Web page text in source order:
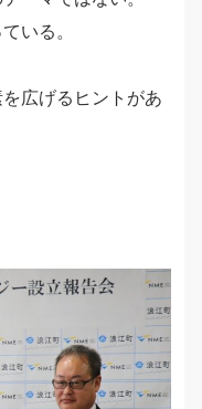
いる。
広げるヒントがあ